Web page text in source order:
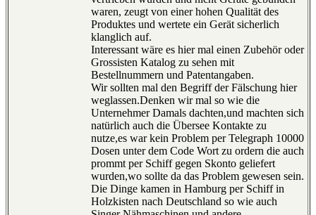
waren, zeugt von einer hohen Qualität des
Produktes und wertete ein Gerät sicherlich
klanglich auf.
Interessant wäre es hier mal einen Zubehör oder
Grossisten Katalog zu sehen mit
Bestellnummern und Patentangaben.
Wir sollten mal den Begriff der Fälschung hier
weglassen.Denken wir mal so wie die
Unternehmer Damals dachten,und machten sich
natürlich auch die Übersee Kontakte zu
nutze,es war kein Problem per Telegraph 10000
Dosen unter dem Code Wort zu ordern die auch
prommt per Schiff gegen Skonto geliefert
wurden,wo sollte da das Problem gewesen sein.
Die Dinge kamen in Hamburg per Schiff in
Holzkisten nach Deutschland so wie auch